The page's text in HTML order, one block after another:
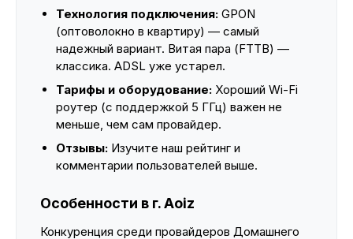
Технология подключения: GPON
(оптоволокно в квартиру) — самый
надежный вариант. Витая пара (FTTB) —
классика. ADSL уже устарел.
Тарифы и оборудование: Хороший Wi-Fi
роутер (с поддержкой 5 ГГц) важен не
меньше, чем сам провайдер.
Отзывы: Изучите наш рейтинг и
комментарии пользователей выше.
Особенности в г. Aoiz
Конкуренция среди провайдеров Домашнего